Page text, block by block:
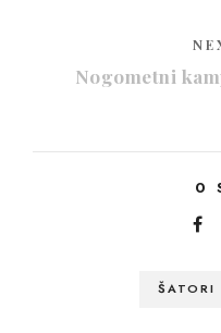
Nogometni
0
ŠATORI